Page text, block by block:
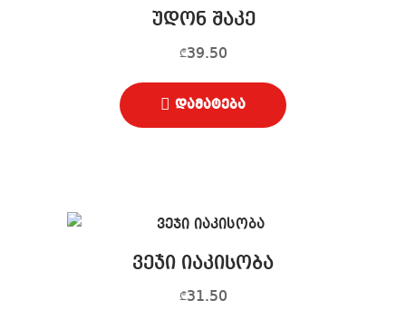
უდონ შაკე
₾39.50
დამატება
ვეჯი იაკისობა
₾31.50